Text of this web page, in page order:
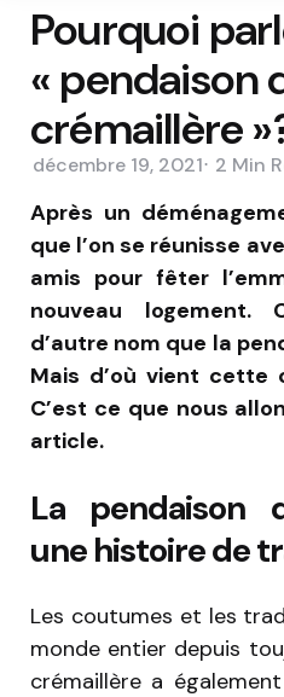
Pourquoi
« pendaison
crémaillère
décembre 19, 2021 2 Min
Après un
que l’on se réunisse
amis pour fêter
nouveau logement.
d’autre nom que la
Mais d’où vient cette
C’est ce que nous
article.
La pendaison
une histoire de
Les coutumes et les
monde entier depuis
crémaillère a